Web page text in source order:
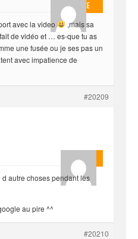
keke09keke
avec la video
,mais sa
de vidéo et … es-que tu as
une fusée ou je ses pas un
avec impatience de
#20209
yvariro
autre choses pendant les
au pire ^^
#20210